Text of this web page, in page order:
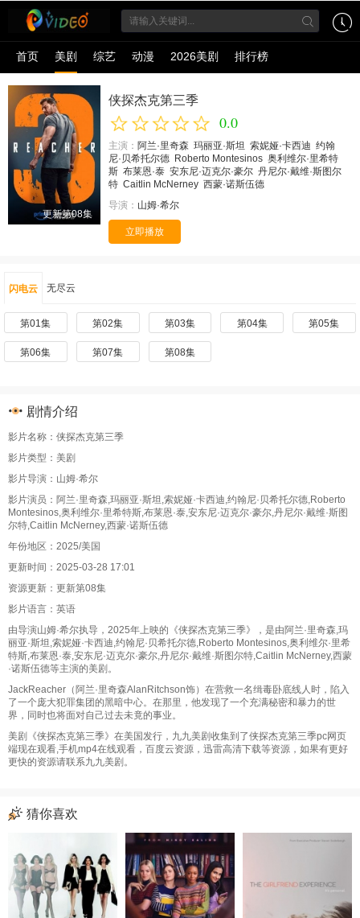
首页 美剧 综艺 动漫 2026美剧 排行榜
更新第08集
侠探杰克第三季
0.0
主演： 阿兰·里奇森 玛丽亚·斯坦 索妮娅·卡西迪 约翰
尼·贝希托尔德 Roberto Montesinos 奥利维尔·里希特
斯 布莱恩·泰 安东尼·迈克尔·豪尔 丹尼尔·戴维·斯图尔
特 Caitlin McNerney 西蒙·诺斯伍德
导演： 山姆·希尔
立即播放
闪电云 无尽云
第01集 第02集 第03集 第04集 第05集
第06集 第07集 第08集
剧情介绍
影片名称：侠探杰克第三季
影片类型：美剧
影片导演：山姆·希尔
影片演员：阿兰·里奇森,玛丽亚·斯坦,索妮娅·卡西迪,约翰尼·贝希托尔德,Roberto
Montesinos,奥利维尔·里希特斯,布莱恩·泰,安东尼·迈克尔·豪尔,丹尼尔·戴维·斯图
尔特,Caitlin McNerney,西蒙·诺斯伍德
年份地区：2025/美国
更新时间：2025-03-28 17:01
资源更新：更新第08集
影片语言：英语
由导演山姆·希尔执导，2025年上映的《侠探杰克第三季》，是由阿兰·里奇森,玛
丽亚·斯坦,索妮娅·卡西迪,约翰尼·贝希托尔德,Roberto Montesinos,奥利维尔·里希
特斯,布莱恩·泰,安东尼·迈克尔·豪尔,丹尼尔·戴维·斯图尔特,Caitlin McNerney,西蒙
·诺斯伍德等主演的美剧。
JackReacher（阿兰·里奇森AlanRitchson饰）在营救一名缉毒卧底线人时，陷入
了一个庞大犯罪集团的黑暗中心。在那里，他发现了一个充满秘密和暴力的世
界，同时也将面对自己过去未竟的事业。
美剧《侠探杰克第三季》在美国发行，九九美剧收集到了侠探杰克第三季pc网页
端现在观看,手机mp4在线观看，百度云资源，迅雷高清下载等资源，如果有更好
更快的资源请联系九九美剧。
猜你喜欢